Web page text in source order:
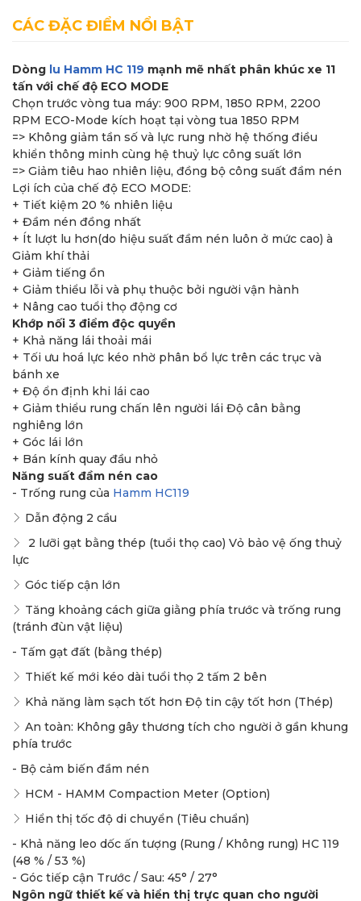
CÁC ĐẶC ĐIỂM NỔI BẬT
Dòng lu Hamm HC 119 mạnh mẽ nhất phân khúc xe 11
tấn với chế độ ECO MODE
Chọn trước vòng tua máy: 900 RPM, 1850 RPM, 2200
RPM ECO-Mode kích hoạt tại vòng tua 1850 RPM
=> Không giảm tần số và lực rung nhờ hệ thống điều
khiển thông minh cùng hệ thuỷ lực công suất lớn
=> Giảm tiêu hao nhiên liệu, đồng bộ công suất đầm nén
Lợi ích của chế độ ECO MODE:
+ Tiết kiệm 20 % nhiên liệu
+ Đầm nén đồng nhất
+ Ít lượt lu hơn(do hiệu suất đầm nén luôn ở mức cao) à
Giảm khí thải
+ Giảm tiếng ồn
+ Giảm thiểu lỗi và phụ thuộc bởi người vận hành
+ Nâng cao tuổi thọ động cơ
Khớp nối 3 điểm độc quyền
+ Khả năng lái thoải mái
+ Tối ưu hoá lực kéo nhờ phân bổ lực trên các trục và
bánh xe
+ Độ ổn định khi lái cao
+ Giảm thiểu rung chấn lên người lái Độ cân bằng
nghiêng lớn
+ Góc lái lớn
+ Bán kính quay đầu nhỏ
Năng suất đầm nén cao
- Trống rung của Hamm HC119
Dẫn động 2 cầu
2 lưỡi gạt bằng thép (tuổi thọ cao) Vỏ bảo vệ ống thuỷ
lực
Góc tiếp cận lớn
Tăng khoảng cách giữa giằng phía trước và trống rung
(tránh đùn vật liệu)
- Tấm gạt đất (bằng thép)
Thiết kế mới kéo dài tuổi thọ 2 tấm 2 bên
Khả năng làm sạch tốt hơn Độ tin cậy tốt hơn (Thép)
An toàn: Không gây thương tích cho người ở gần khung
phía trước
- Bộ cảm biến đầm nén
HCM - HAMM Compaction Meter (Option)
Hiển thị tốc độ di chuyển (Tiêu chuẩn)
- Khả năng leo dốc ấn tượng (Rung / Không rung) HC 119
(48 % / 53 %)
- Góc tiếp cận Trước / Sau: 45° / 27°
Ngôn ngữ thiết kế và hiển thị trực quan cho người